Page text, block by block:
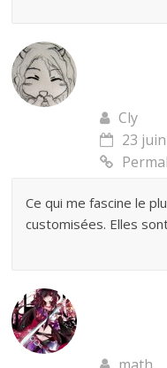
Cly
23
Ce qui me fascine le
customisées. Elles